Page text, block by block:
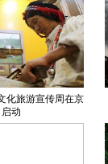
化旅游宣传周在京
启动